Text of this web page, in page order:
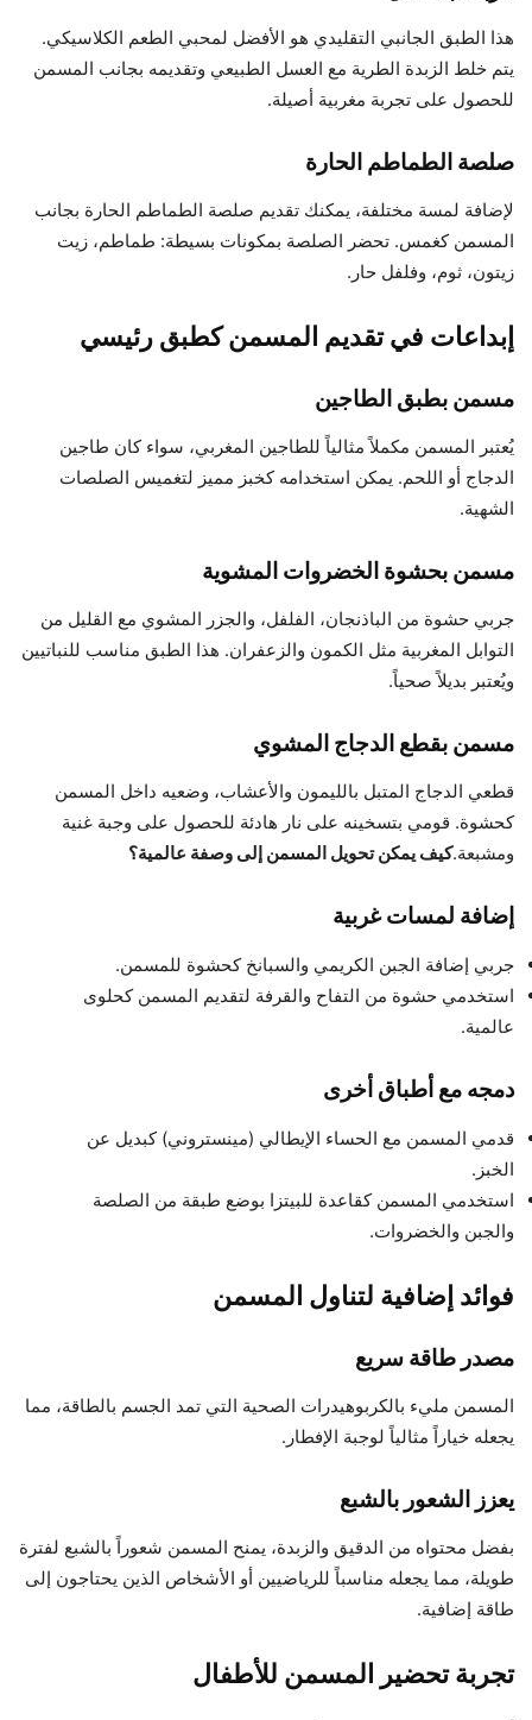
هذا الطبق الجانبي التقليدي هو الأفضل لمحبي الطعم الكلاسيكي.
يتم خلط الزبدة الطرية مع العسل الطبيعي وتقديمه بجانب المسمن
للحصول على تجربة مغربية أصيلة.
صلصة الطماطم الحارة
لإضافة لمسة مختلفة، يمكنك تقديم صلصة الطماطم الحارة بجانب
المسمن كغمس. تحضر الصلصة بمكونات بسيطة: طماطم، زيت
زيتون، ثوم، وفلفل حار.
إبداعات في تقديم المسمن كطبق رئيسي
مسمن بطبق الطاجين
يُعتبر المسمن مكملاً مثالياً للطاجين المغربي، سواء كان طاجين
الدجاج أو اللحم. يمكن استخدامه كخبز مميز لتغميس الصلصات
الشهية.
مسمن بحشوة الخضروات المشوية
جربي حشوة من الباذنجان، الفلفل، والجزر المشوي مع القليل من
التوابل المغربية مثل الكمون والزعفران. هذا الطبق مناسب للنباتيين
ويُعتبر بديلاً صحياً.
مسمن بقطع الدجاج المشوي
قطعي الدجاج المتبل بالليمون والأعشاب، وضعيه داخل المسمن
كحشوة. قومي بتسخينه على نار هادئة للحصول على وجبة غنية
ومشبعة.كيف يمكن تحويل المسمن إلى وصفة عالمية؟
إضافة لمسات غربية
جربي إضافة الجبن الكريمي والسبانخ كحشوة للمسمن.
استخدمي حشوة من التفاح والقرفة لتقديم المسمن كحلوى
عالمية.
دمجه مع أطباق أخرى
قدمي المسمن مع الحساء الإيطالي (مينستروني) كبديل عن
الخبز.
استخدمي المسمن كقاعدة للبيتزا بوضع طبقة من الصلصة
والجبن والخضروات.
فوائد إضافية لتناول المسمن
مصدر طاقة سريع
المسمن مليء بالكربوهيدرات الصحية التي تمد الجسم بالطاقة، مما
يجعله خياراً مثالياً لوجبة الإفطار.
يعزز الشعور بالشبع
بفضل محتواه من الدقيق والزبدة، يمنح المسمن شعوراً بالشبع لفترة
طويلة، مما يجعله مناسباً للرياضيين أو الأشخاص الذين يحتاجون إلى
طاقة إضافية.
تجربة تحضير المسمن للأطفال